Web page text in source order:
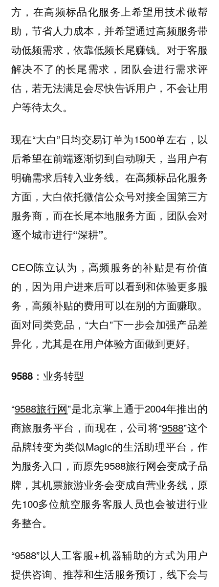
方，在高频标品化服务上希望用技术做帮
助，节省人力成本，并希望通过高频服务带
动低频需求，依靠低频长尾赚钱。对于客服
解决不了的长尾需求，团队会进行需求评
估，若无法满足会尽快告诉用户，不会让用
户等待太久。
现在“大白”日均交易订单为1500单左右，以
后希望在前端逐渐切到自动聊天，当用户有
明确需求后转入业务线。 在高频标品化服务
方面，大白依托微信公众号对接全国第三方
服务商，而在长尾本地服务方面，团队会对
逐个城市进行“深耕”。
CEO陈立认为，高频服务的补贴是有价值
的，因为用户进来后可以看到和体验更多服
务，高频补贴的费用可以在别的方面赚取。
面对同类竞品，“大白”下一步会加强产品差
异化，尤其是在用户体验方面做到更好。
9588：业务转型
“9588旅行网”是北京掌上通于2004年推出的
商旅服务平台，而现在，公司将“9588”这个
品牌转变为类似Magic的生活助理平台，作
为服务入口，而原先9588旅行网会变成子品
牌，其机票旅游业务会变成自营业务线，原
先100多位航空服务客服人员也会被进行业
务整合。
“9588”以人工客服+机器辅助的方式为用户
提供咨询、推荐和生活服务预订，线下会与